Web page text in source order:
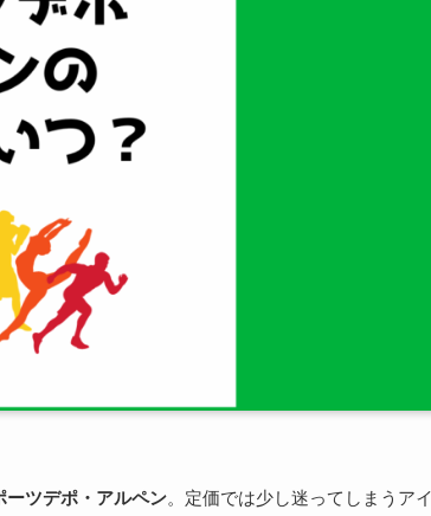
ーツデポ・アルペン。定価では少し迷ってしまうア